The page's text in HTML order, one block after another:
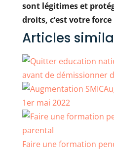
sont légitimes et
droits, c’est votre force
Articles
avant de démissionner
1er mai 2022
Faire une formation